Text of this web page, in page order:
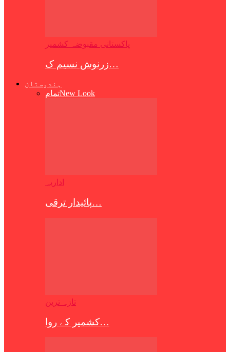
پاکستانی مقبوضہ کشمیر
زرنوش نسیم ک…
ہندوستان
تمامNew Look
اداریہ
پائیدار ترقی…
تازہ ترین
کشمیر کے روا…